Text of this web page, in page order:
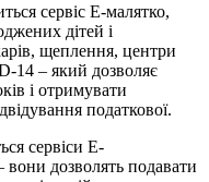
сервіс Е-малятко,
дітей і
щеплення, центри
14 – який дозволяє
і отримувати
податкової.
сервіси Е-
вони дозволять подавати